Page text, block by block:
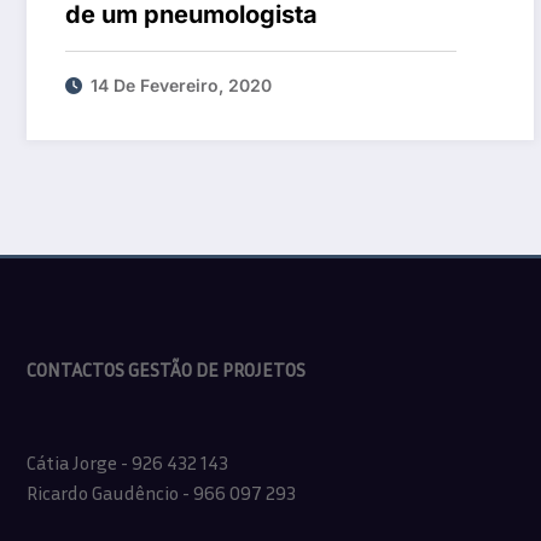
de um pneumologista
14 De Fevereiro, 2020
CONTACTOS GESTÃO DE PROJETOS
Cátia Jorge - 926 432 143
Ricardo Gaudêncio - 966 097 293